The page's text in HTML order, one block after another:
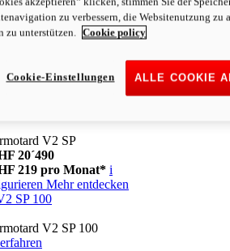
Mehr entdecken
169 pro Monat* i
Mehr entdecken
V2 SP
20´490
219 pro Monat* i
Mehr entdecken
SP 100
V2 SP 100
zu verbessern, die Websitenutzung zu
unterstützen.
Cookie policy
ALLE COOKIE
Cookie-Einstellungen